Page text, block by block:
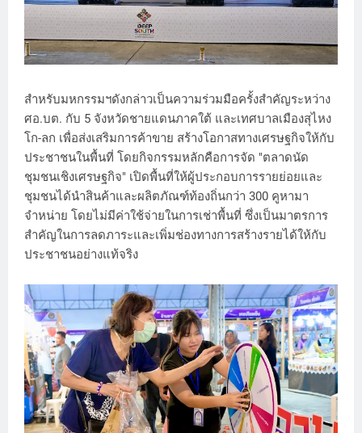
สำหรับมหกรรมฯดังกล่าวเป็นความร่วมมือครั้งสำคัญระหว่าง
ศอ.บต. กับ 5 จังหวัดชายแดนภาคใต้ และเทศบาลเมืองสุไหง
โก-ลก เพื่อส่งเสริมการค้าขาย สร้างโอกาสทางเศรษฐกิจให้กับ
ประชาชนในพื้นที่ โดยกิจกรรมหลักคือการจัด "ตลาดนัด
ชุมชนเชิงเศรษฐกิจ" เปิดพื้นที่ให้ผู้ประกอบการรายย่อยและ
ชุมชนได้นำสินค้าและผลิตภัณฑ์ท้องถิ่นกว่า 300 คูหามา
จำหน่าย โดยไม่มีค่าใช้จ่ายในการเช่าพื้นที่ ซึ่งเป็นมาตรการ
สำคัญในการลดภาระและเพิ่มช่องทางการสร้างรายได้ให้กับ
ประชาชนอย่างแท้จริง